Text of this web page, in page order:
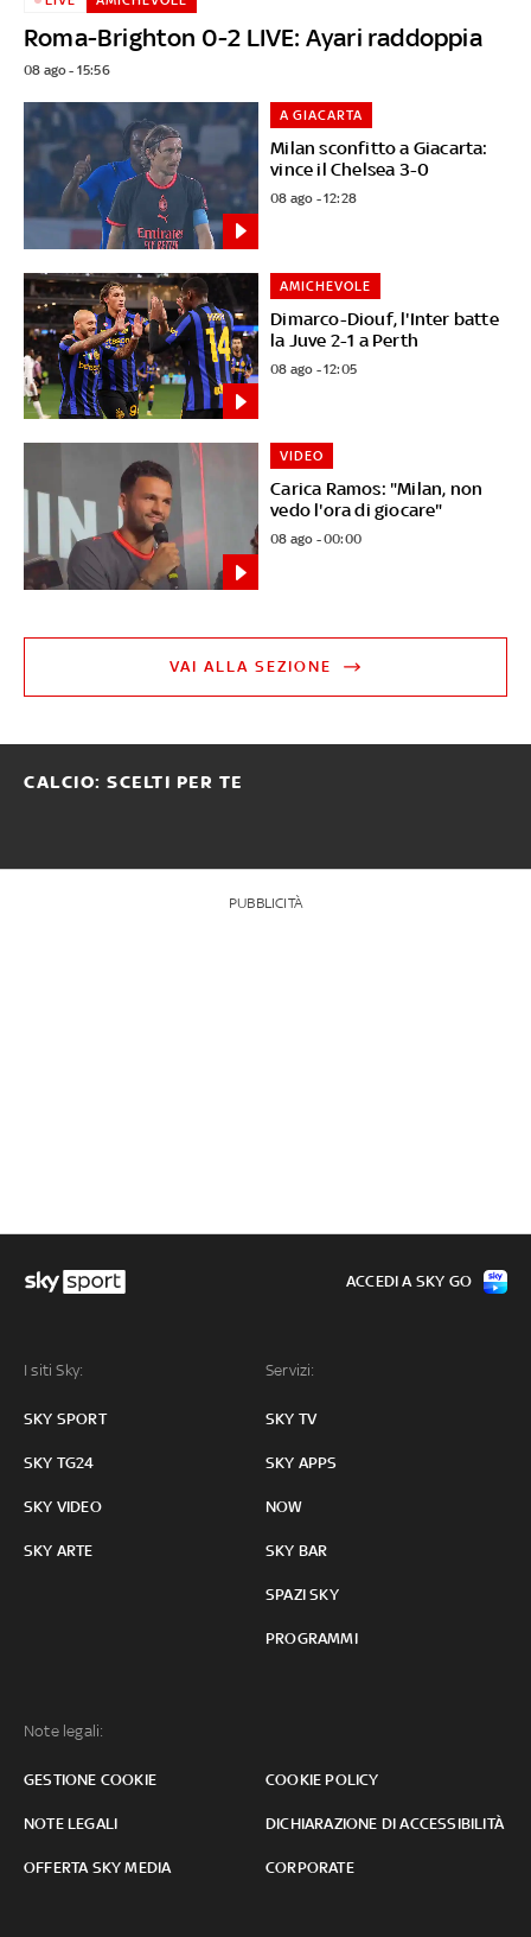
Roma-Brighton 0-2 LIVE: Ayari raddoppia
08 ago - 15:56
Milan sconfitto a Giacarta:
vince il Chelsea 3-0
A GIACARTA
08 ago - 12:28
Dimarco-Diouf, l'Inter batte
la Juve 2-1 a Perth
AMICHEVOLE
08 ago - 12:05
Carica Ramos: "Milan, non
vedo l'ora di giocare"
VIDEO
08 ago - 00:00
VAI ALLA SEZIONE
CALCIO: SCELTI PER TE
PUBBLICITÀ
I siti Sky:
SKY SPORT
SKY TG24
SKY VIDEO
SKY ARTE
Servizi:
SKY TV
SKY APPS
NOW
SKY BAR
SPAZI SKY
PROGRAMMI
Note legali:
GESTIONE COOKIE COOKIE POLICY
NOTE LEGALI DICHIARAZIONE DI ACCESSIBILITÀ
OFFERTA SKY MEDIA CORPORATE
ACCEDI A SKY GO